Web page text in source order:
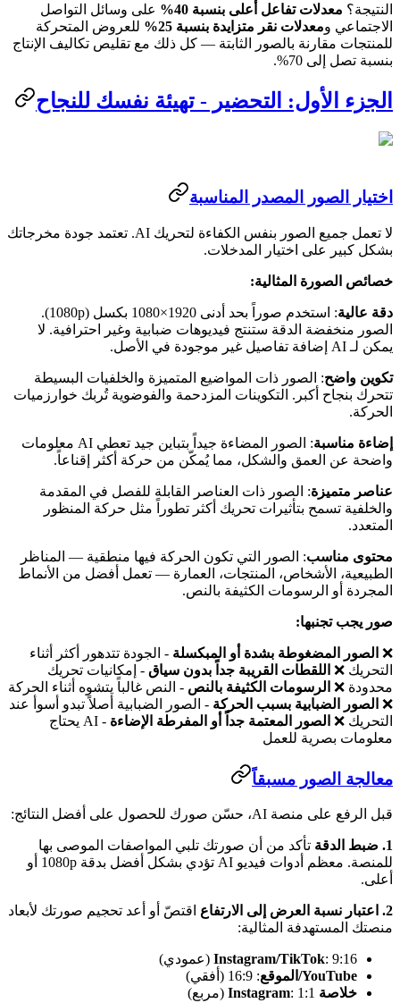
النتيجة؟ معدلات تفاعل أعلى بنسبة 40%
على وسائل التواصل
الاجتماعي ومعدلات نقر متزايدة بنسبة 25%
للعروض المتحركة
للمنتجات مقارنة بالصور الثابتة — كل ذلك مع تقليص تكاليف الإنتاج
بنسبة تصل إلى 70%.
الجزء الأول: التحضير - تهيئة نفسك للنجاح
اختيار الصور المصدر المناسبة
لا تعمل جميع الصور بنفس الكفاءة لتحريك AI. تعتمد جودة مخرجاتك
بشكل كبير على اختيار المدخلات.
خصائص الصورة المثالية:
دقة عالية
: استخدم صوراً بحد أدنى 1920×1080 بكسل (1080p).
الصور منخفضة الدقة ستنتج فيديوهات ضبابية وغير احترافية. لا
يمكن لـ AI إضافة تفاصيل غير موجودة في الأصل.
تكوين واضح: الصور ذات المواضيع المتميزة والخلفيات البسيطة
تتحرك بنجاح أكبر. التكوينات المزدحمة والفوضوية تُربك خوارزميات
الحركة.
إضاءة مناسبة
: الصور المضاءة جيداً بتباين جيد تعطي AI معلومات
واضحة عن العمق والشكل، مما يُمكّن من حركة أكثر إقناعاً.
عناصر متميزة: الصور ذات العناصر القابلة للفصل في المقدمة
والخلفية تسمح بتأثيرات تحريك أكثر تطوراً مثل حركة المنظور
المتعدد.
محتوى مناسب: الصور التي تكون الحركة فيها منطقية — المناظر
الطبيعية، الأشخاص، المنتجات، العمارة — تعمل أفضل من الأنماط
المجردة أو الرسومات الكثيفة بالنص.
صور يجب تجنبها:
❌ الصور المضغوطة بشدة أو المبكسلة - الجودة تتدهور أكثر أثناء
التحريك ❌ اللقطات القريبة جداً بدون سياق - إمكانيات تحريك
محدودة ❌ الرسومات الكثيفة بالنص - النص غالباً يتشوه أثناء الحركة
❌ الصور الضبابية بسبب الحركة - الصور الضبابية أصلاً تبدو أسوأ عند
التحريك ❌ الصور المعتمة جداً أو المفرطة الإضاءة
- AI يحتاج
معلومات بصرية للعمل
معالجة الصور مسبقاً
قبل الرفع على منصة AI، حسّن صورك للحصول على أفضل النتائج:
1. ضبط الدقة
تأكد من أن صورتك تلبي المواصفات الموصى بها
للمنصة. معظم أدوات فيديو AI تؤدي بشكل أفضل بدقة 1080p أو
أعلى.
2. اعتبار نسبة العرض إلى الارتفاع
اقتصّ أو أعد تحجيم صورتك لأبعاد
منصتك المستهدفة المثالية:
Instagram/TikTok: 9:16 (عمودي)
YouTube/الموقع
: 16:9 (أفقي)
خلاصة Instagram : 1:1 (مربع)